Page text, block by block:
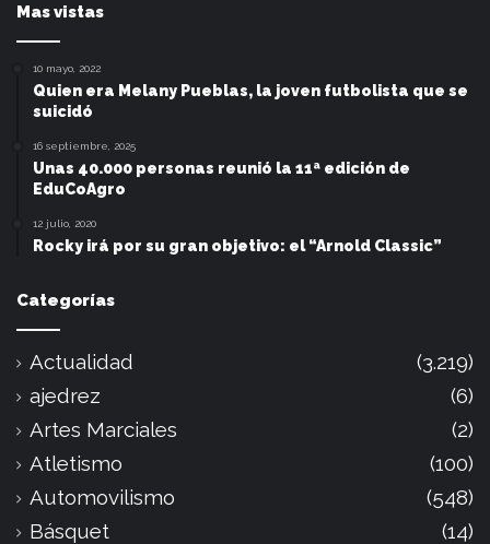
Mas vistas
10 mayo, 2022
Quien era Melany Pueblas, la joven futbolista que se
suicidó
16 septiembre, 2025
Unas 40.000 personas reunió la 11ª edición de
EduCoAgro
12 julio, 2020
Rocky irá por su gran objetivo: el “Arnold Classic”
Categorías
Actualidad
(3.219)
ajedrez
(6)
Artes Marciales
(2)
Atletismo
(100)
Automovilismo
(548)
Básquet
(14)